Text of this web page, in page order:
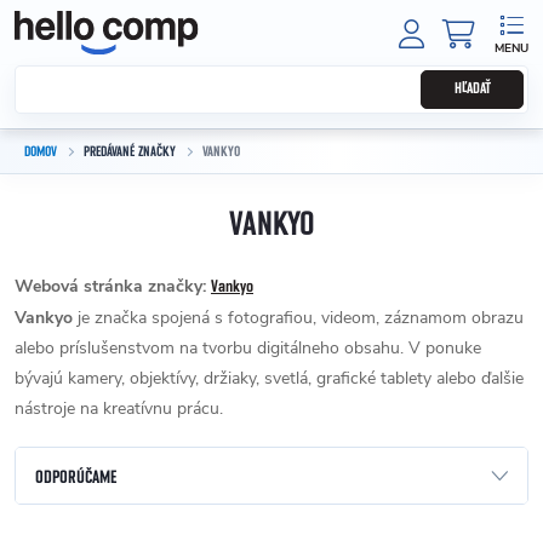
Prejsť na obsah
HĽADAŤ
DOMOV PREDÁVANÉ ZNAČKY VANKYO
VANKYO
Webová stránka značky: Vankyo
Vankyo je značka spojená s fotografiou, videom, záznamom obrazu
alebo príslušenstvom na tvorbu digitálneho obsahu. V ponuke
bývajú kamery, objektívy, držiaky, svetlá, grafické tablety alebo ďalšie
nástroje na kreatívnu prácu.
Radenie produktov
ODPORÚČAME